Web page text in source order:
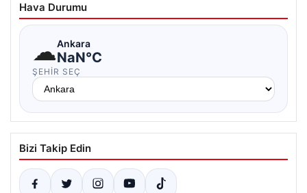
Hava Durumu
☁Ankara
NaN°C
ŞEHIR SEÇ
Bizi Takip Edin